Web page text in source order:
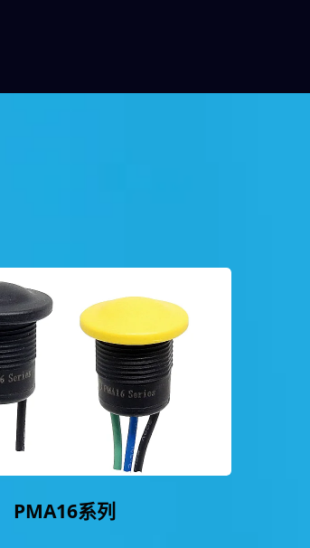
PMA16系列